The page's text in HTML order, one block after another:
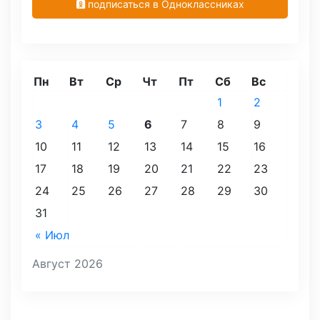
подписаться в Одноклассниках
Август 2026
Пн Вт Ср Чт Пт Сб Вс
« Июл
1
2
3
4 5 6 7 8
9
10
11 12 13 14 15
16
17
18 19 20 21 22
23
24
25 26 27 28 29
30
31